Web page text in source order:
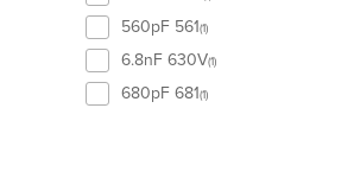
560pF 561(1)
6.8nF 630V(1)
680pF 681(1)